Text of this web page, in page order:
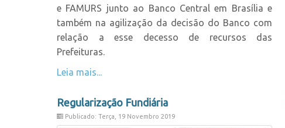
e FAMURS junto ao Banco Central em Brasília e
também na agilização da decisão do Banco com
relação a esse decesso de recursos das
Prefeituras.
Leia mais...
Regularização Fundiária
Publicado: Terça, 19 Novembro 2019